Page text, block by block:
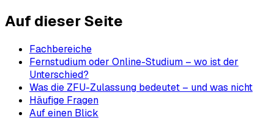
Auf dieser Seite
Fachbereiche
Fernstudium oder Online-Studium – wo ist der
Unterschied?
Was die ZFU-Zulassung bedeutet – und was nicht
Häufige Fragen
Auf einen Blick